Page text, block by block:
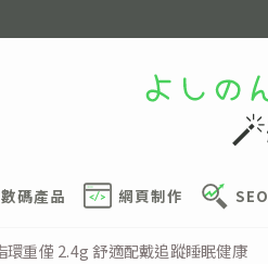
數碼產品 網頁制作 SEO
重僅 2.4g 舒適配戴追蹤睡眠健康